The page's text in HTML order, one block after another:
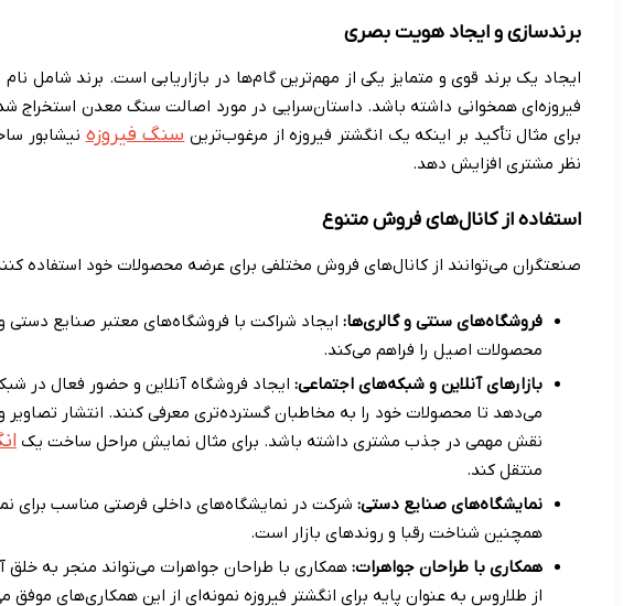
برندسازی و ایجاد هویت بصری
ایجاد یک برند قوی و متمایز یکی از مهم‌ترین گام‌ها در بازاریابی است. برند
فیروزه‌ای همخوانی داشته باشد. داستان‌سرایی در مورد اصالت سنگ معدن استخراج
برای مثال تأکید بر اینکه یک انگشتر فیروزه از مرغوب‌ترینسنگ فیروزهنیشابور
نظر مشتری افزایش دهد.
استفاده از کانال‌های فروش متنوع
صنعتگران می‌توانند از کانال‌های فروش مختلفی برای عرضه محصولات خود استفاده
فروشگاه‌های سنتی و گالری‌ها: ایجاد شراکت با فروشگاه‌های معتبر صنایع
محصولات اصیل را فراهم می‌کند.
بازارهای آنلاین و شبکه‌های اجتماعی: ایجاد فروشگاه آنلاین و حضور فعال در
می‌دهد تا محصولات خود را به مخاطبان گسترده‌تری معرفی کنند. انتشار
نقش مهمی در جذب مشتری داشته باشد. برای مثال نمایش مراحل ساخت یک
منتقل کند.
نمایشگاه‌های صنایع دستی: شرکت در نمایشگاه‌های داخلی فرصتی مناسب برای
همچنین شناخت رقبا و روندهای بازار است.
همکاری با طراحان جواهرات:همکاری با طراحان جواهرات می‌تواند منجر به
از طلاروس به عنوان پایه برای انگشتر فیروزه نمونه‌ای از این همکاری‌های موفق